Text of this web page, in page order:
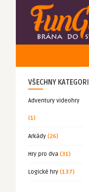
VŠECHNY
Adventury videohry
(1)
Arkády (26)
Hry pro dva (31)
Logické hry (137)